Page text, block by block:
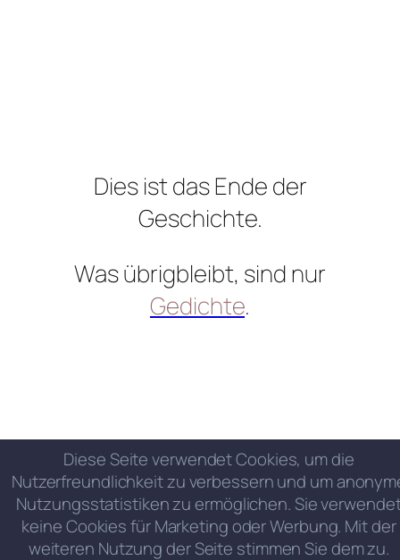
Dies ist das Ende der
Geschichte.
Was übrigbleibt, sind nur
Gedichte.
Diese Seite verwendet Cookies, um die
Nutzerfreundlichkeit zu verbessern und um
Nutzungsstatistiken zu ermöglichen. Sie
keine Cookies für Marketing oder Werbung. Mit der
weiteren Nutzung der Seite stimmen Sie dem zu.